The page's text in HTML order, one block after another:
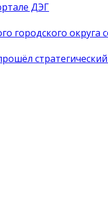
ДЭГ
городского
стратегический